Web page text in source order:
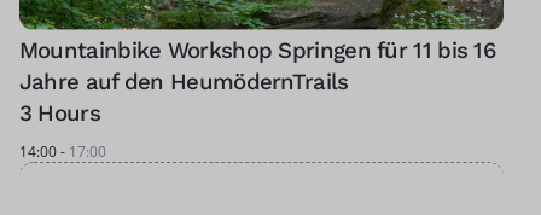
Mountainbike Workshop Springen für 11 bis 16
Jahre auf den HeumödernTrails
3 Hours
14:00- 17:00